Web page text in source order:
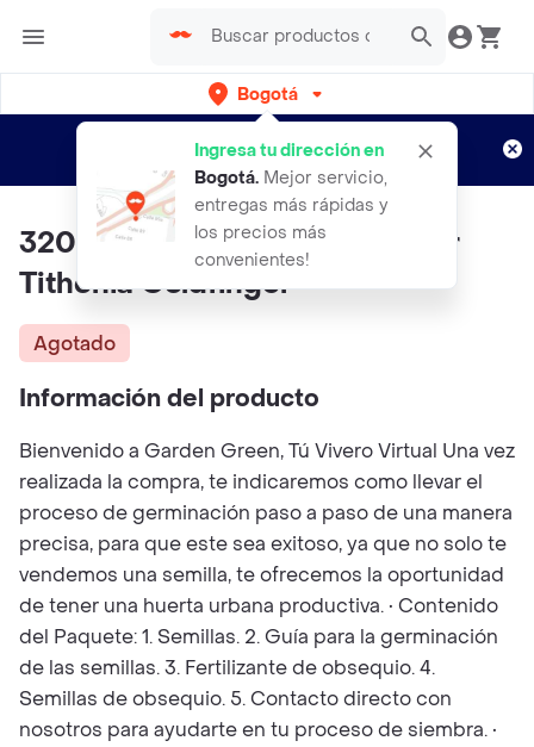
Bogotá
Ingresa tu dirección en
Bogotá. Mejor servicio,
entregas más rápidas y
los precios más
convenientes!
envíos gratis por semanas
Aplican TyC
320 Semillas Orgánicas De Flor
Tithonia Goldfinger
Agotado
Información del producto
Bienvenido a Garden Green, Tú Vivero Virtual Una vez
realizada la compra, te indicaremos como llevar el
proceso de germinación paso a paso de una manera
precisa, para que este sea exitoso, ya que no solo te
vendemos una semilla, te ofrecemos la oportunidad
de tener una huerta urbana productiva. • Contenido
del Paquete: 1. Semillas. 2. Guía para la germinación
de las semillas. 3. Fertilizante de obsequio. 4.
Semillas de obsequio. 5. Contacto directo con
nosotros para ayudarte en tu proceso de siembra. •